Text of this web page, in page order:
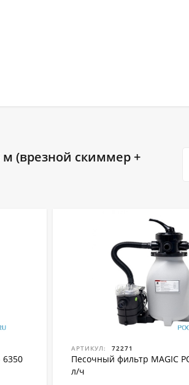
м (врезной скиммер +
6350
АРТИКУЛ: 72271
Песочный фильтр MAGIC
л/ч